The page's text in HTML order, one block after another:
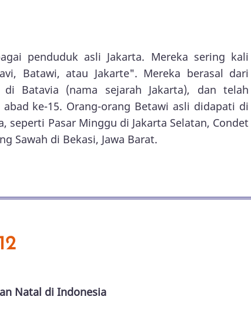
penduduk asli Jakarta. Mereka sering kali
Batawi, atau Jakarte". Mereka berasal dari
Batavia (nama sejarah Jakarta), dan telah
ke-15. Orang-orang Betawi asli didapati di
seperti Pasar Minggu di Jakarta Selatan, Condet
Sawah di Bekasi, Jawa Barat.
Natal di Indonesia